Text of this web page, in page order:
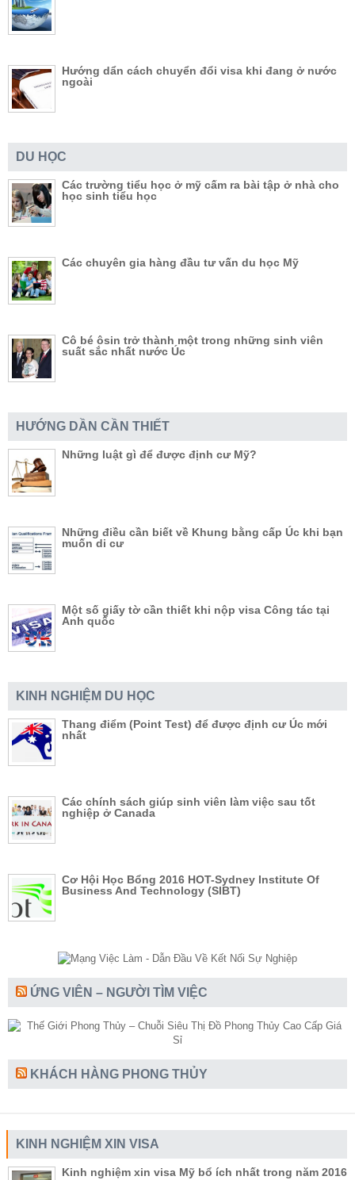
Hướng dẩn cách chuyển đổi visa khi đang ở nước
ngoài
DU HỌC
Các trường tiểu học ở mỹ cấm ra bài tập ở nhà cho
học sinh tiểu học
Các chuyên gia hàng đầu tư vấn du học Mỹ
Cô bé ôsin trở thành một trong những sinh viên
suất sắc nhất nước Úc
HƯỚNG DẦN CẦN THIẾT
Những luật gì để được định cư Mỹ?
Những điều cần biết về Khung bằng cấp Úc khi bạn
muốn di cư
Một số giấy tờ cần thiết khi nộp visa Công tác tại
Anh quốc
KINH NGHIỆM DU HỌC
Thang điểm (Point Test) để được định cư Úc mới
nhất
Các chính sách giúp sinh viên làm việc sau tốt
nghiệp ở Canada
Cơ Hội Học Bổng 2016 HOT-Sydney Institute Of
Business And Technology (SIBT)
ỨNG VIÊN – NGƯỜI TÌM VIỆC
KHÁCH HÀNG PHONG THỦY
KINH NGHIỆM XIN VISA
Kinh nghiệm xin visa Mỹ bổ ích nhất trong năm 2016